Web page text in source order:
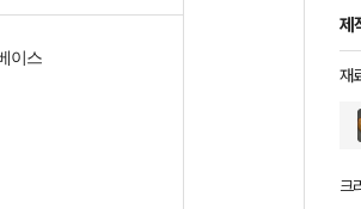
이스
제
재
크